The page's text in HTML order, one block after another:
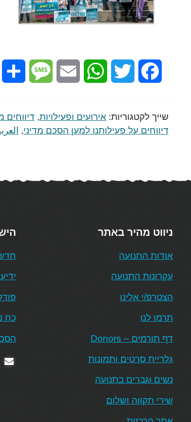
Facebook
Twitter
WhatsApp
Email
Message
שייך לקטגוריות: אירועים ופעילויות,
דיווחים על פעילותנו למען הסכם מדיני,
ניווט מהיר באתר
אודות התנועה
עקרונות התנועה
הצטרפ/י אלינו
תרמו לנו
דף תורמים – Donors
גלריית סרטים ותמונות
נשים וגברים בתנועה
שירי תקווה ושלום
כח